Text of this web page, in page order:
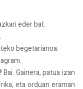
eder bat.
begetarianoa.
Bai. Gainera, patua izan
eta orduan eraman